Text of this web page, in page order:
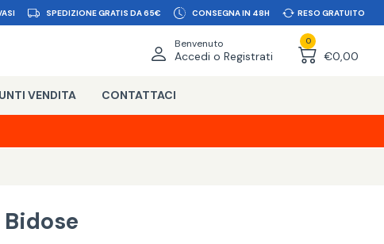
SPEDIZIONE GRATIS DA 65€ CONSEGNA IN 48H RESO GRATUITO
Benvenuto
Accedi o Registrati
0
€0,00
VENDITA CONTATTACI